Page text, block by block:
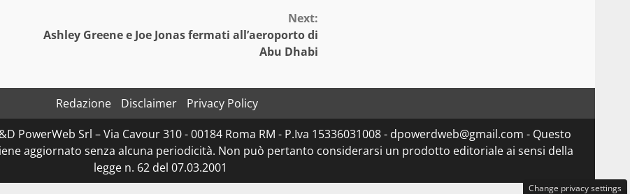
Next:
Ashley Greene e Joe Jonas fermati all’aeroporto di
Abu Dhabi
Redazione Disclaimer
Privacy Policy
Srl – Via Cavour 310 - 00184 Roma RM - P.Iva 15336031008 - dpowerdweb@gmail.com - Questo
aggiornato senza alcuna periodicità. Non può pertanto considerarsi un prodotto editoriale ai sensi della
legge n. 62 del 07.03.2001
Change privacy settings